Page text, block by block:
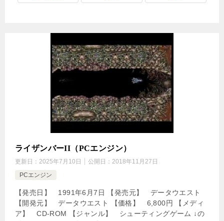
ライザンバーII（PCエンジン）
更新日： 2025年7月10日 公開日： 2018年11月27日
PCエンジン
【発売日】 1991年6月7日 【発売元】 データウエスト
【開発元】 データウエスト 【価格】 6,800円 【メディ
ア】 CD-ROM 【ジャンル】 シューティングゲーム ↓の